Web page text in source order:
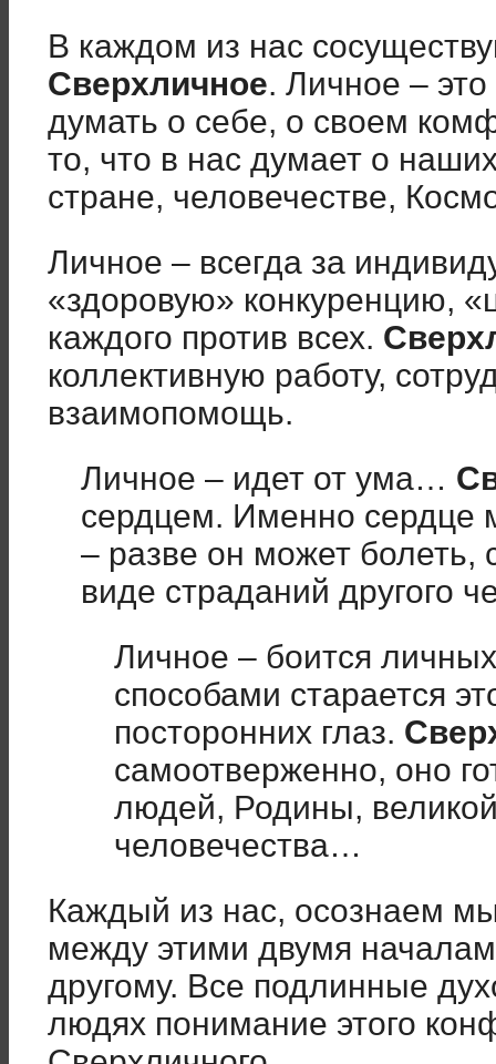
В каждом из нас
Сверхличное. Личное – это
думать о себе, о своем
то, что в нас думает о
стране, человечестве,
Личное – всегда за
«здоровую» конкуренцию,
каждого против всех.
коллективную работу,
взаимопомощь.
Личное – идет от ума…
сердцем. Именно сердце
– разве он может болеть,
виде страданий другого
Личное – боится
способами старается
посторонних глаз.
самоотверженно, оно
людей, Родины,
человечества…
Каждый из нас, осознаем
между этими двумя
другому. Все подлинные
людях понимание этого